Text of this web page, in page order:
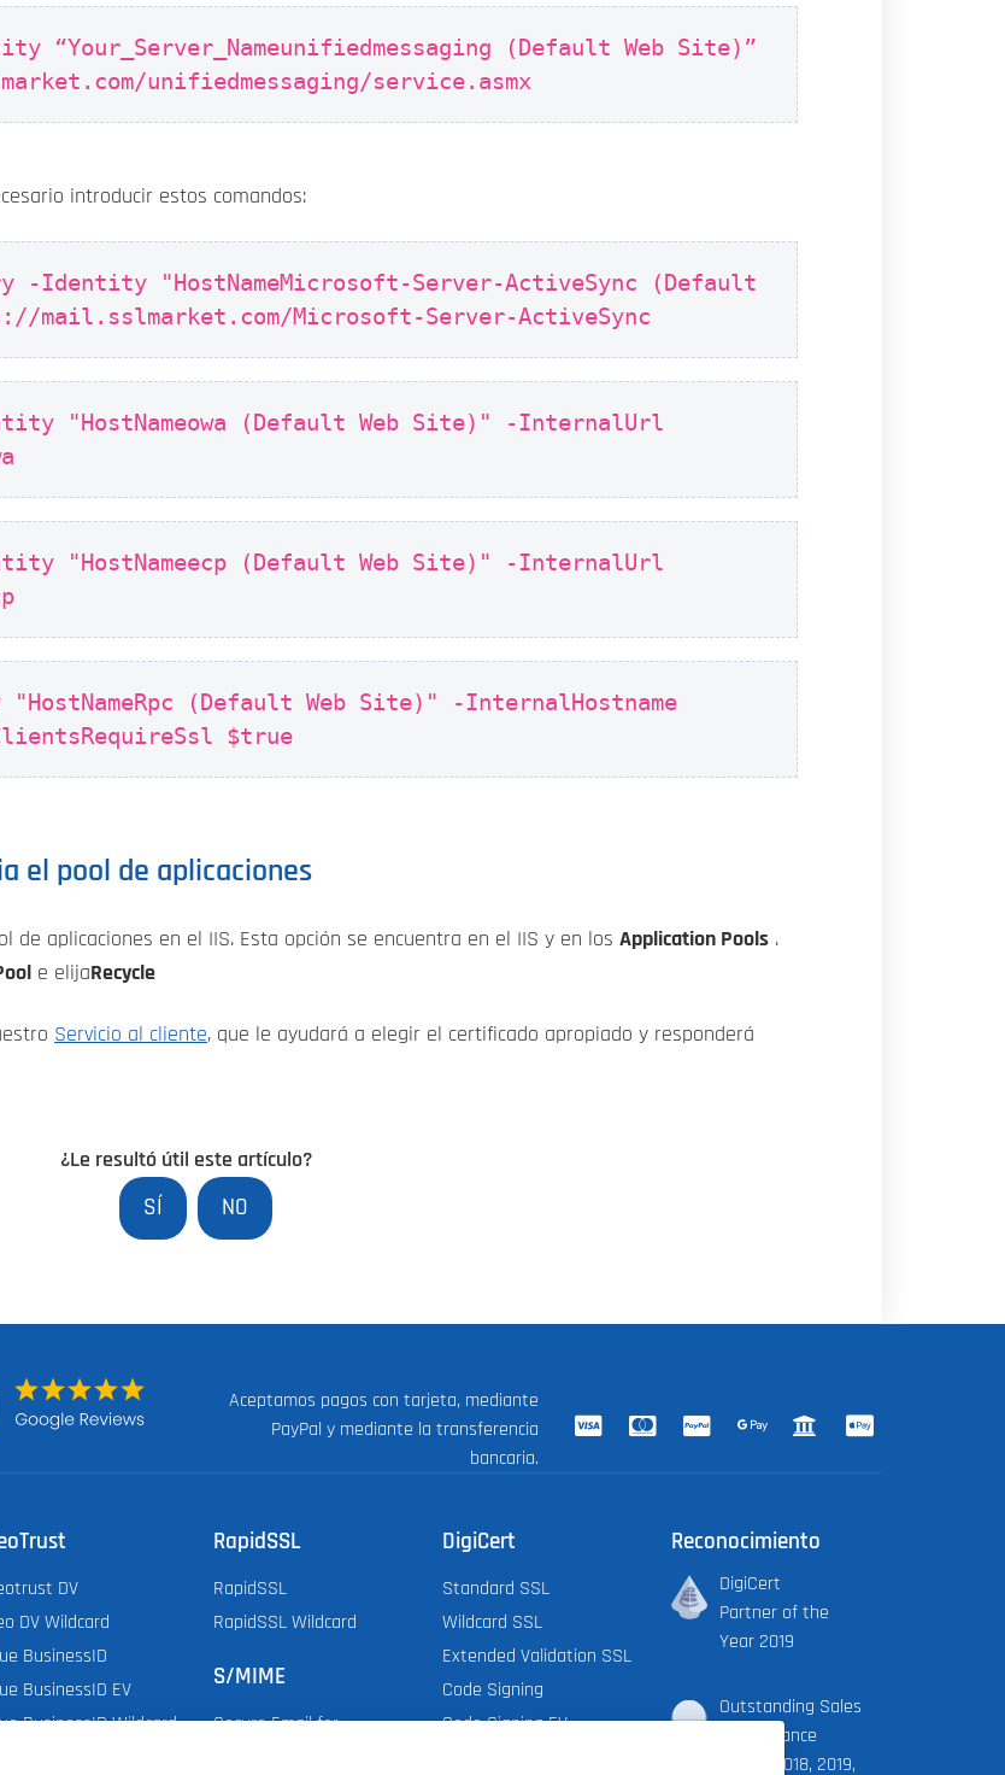
“Your_Server_Nameunifiedmessaging (Default Web Site)”
unifiedmessaging/service.asmx
introducir estos comandos:
-Identity "HostNameMicrosoft-Server-ActiveSync (Default
Microsoft-Server-ActiveSync
"HostNameowa (Default Web Site)" -InternalUrl
"HostNameecp (Default Web Site)" -InternalUrl
(Default Web Site)" -InternalHostname
$true
el pool de aplicaciones
de aplicaciones en el IIS. Esta opción se encuentra en el IIS y en los Application Pools .
e elijaRecycle
Servicio al cliente, que le ayudará a elegir el certificado apropiado y responderá
¿Le resultó útil este artículo?
SÍ NO
Aceptamos pagos con tarjeta, mediante
PayPal y mediante la transferencia
bancaria.
DV
DV Wildcard
BusinessID
BusinessID EV
BusinessID Wildcard
RapidSSL
RapidSSL
RapidSSL Wildcard
S/MIME
Secure Email for
DigiCert
Standard SSL
Wildcard SSL
Extended Validation SSL
Code Signing
Code Signing EV
Reconocimiento
DigiCert
Partner of the
Year 2019
Outstanding Sales
Performance
Award 2018, 2019,